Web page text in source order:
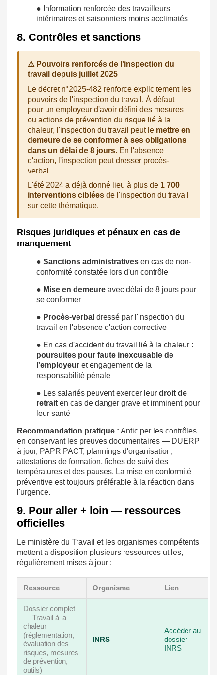
● Information renforcée des travailleurs
intérimaires et saisonniers moins acclimatés
8. Contrôles et sanctions
⚠ Pouvoirs renforcés de l'inspection du
travail depuis juillet 2025
Le décret n°2025-482 renforce explicitement les
pouvoirs de l'inspection du travail. À défaut
pour un employeur d'avoir défini des mesures
ou actions de prévention du risque lié à la
chaleur, l'inspection du travail peut le mettre en
demeure de se conformer à ses obligations
dans un délai de 8 jours. En l'absence
d'action, l'inspection peut dresser procès-
verbal.
L'été 2024 a déjà donné lieu à plus de 1 700
interventions ciblées de l'inspection du travail
sur cette thématique.
Risques juridiques et pénaux en cas de
manquement
● Sanctions administratives en cas de non-
conformité constatée lors d'un contrôle
● Mise en demeure avec délai de 8 jours pour
se conformer
● Procès-verbal dressé par l'inspection du
travail en l'absence d'action corrective
● En cas d'accident du travail lié à la chaleur :
poursuites pour faute inexcusable de
l'employeur et engagement de la
responsabilité pénale
● Les salariés peuvent exercer leur droit de
retrait en cas de danger grave et imminent pour
leur santé
Recommandation pratique : Anticiper les contrôles
en conservant les preuves documentaires — DUERP
à jour, PAPRIPACT, plannings d'organisation,
attestations de formation, fiches de suivi des
températures et des pauses. La mise en conformité
préventive est toujours préférable à la réaction dans
l'urgence.
9. Pour aller + loin — ressources
officielles
Le ministère du Travail et les organismes compétents
mettent à disposition plusieurs ressources utiles,
régulièrement mises à jour :
Ressource Organisme Lien
Dossier complet
— Travail à la
chaleur
(réglementation,
évaluation des
risques, mesures
de prévention,
outils)
INRS
Accéder au
dossier
INRS